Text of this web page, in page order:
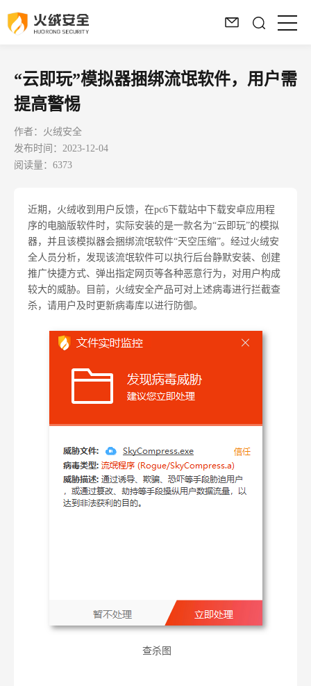
“云即玩”模拟器捆绑流氓软件，用户需
提高警惕
作者：火绒安全
发布时间：2023-12-04
阅读量：6373
近期，火绒收到用户反馈，在pc6 下载站中下载安卓应用程
序的电脑版软件时，实际安装的是一款名为“云即玩”的模拟
器，并且该模拟器会捆绑流氓软件“天空压缩”。经过火绒安
全人员分析，发现该流氓软件可以执行后台静默安装、创建
推广快捷方式、弹出指定网页等各种恶意行为，对用户构成
较大的威胁。目前，火绒安全产品可对上述病毒进行拦截查
杀，请用户及时更新病毒库以进行防御。
查杀图